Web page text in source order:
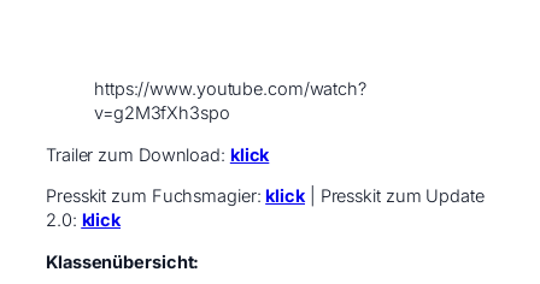
https://www.youtube.com/watch?
v=g2M3fXh3spo
Trailer zum Download: klick
Presskit zum Fuchsmagier:klick| Presskit zum Update
2.0: klick
Klassenübersicht: